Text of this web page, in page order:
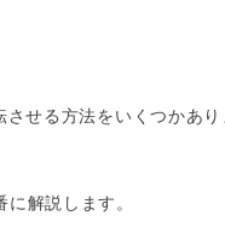
せる方法をいくつかあ
解説します。